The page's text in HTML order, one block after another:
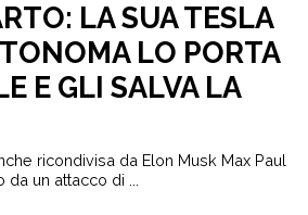
LA SUA TESLA
LO PORTA
E GLI SALVA LA
ricondivisa da Elon Musk Max Paul
un attacco di ...